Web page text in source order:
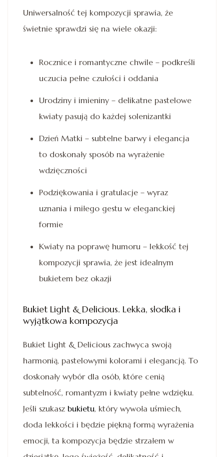
Uniwersalność tej kompozycji sprawia, że
świetnie sprawdzi się na wiele okazji:
Rocznice i romantyczne chwile – podkreśli
uczucia pełne czułości i oddania
Urodziny i imieniny – delikatne pastelowe
kwiaty pasują do każdej solenizantki
Dzień Matki – subtelne barwy i elegancja
to doskonały sposób na wyrażenie
wdzięczności
Podziękowania i gratulacje – wyraz
uznania i miłego gestu w eleganckiej
formie
Kwiaty na poprawę humoru – lekkość tej
kompozycji sprawia, że jest idealnym
bukietem bez okazji
Bukiet Light & Delicious. Lekka, słodka i
wyjątkowa kompozycja
Bukiet Light & Delicious zachwyca swoją
harmonią, pastelowymi kolorami i elegancją. To
doskonały wybór dla osób, które cenią
subtelność, romantyzm i kwiaty pełne wdzięku.
Jeśli szukasz bukietu, który wywoła uśmiech,
doda lekkości i będzie piękną formą wyrażenia
emocji, ta kompozycja będzie strzałem w